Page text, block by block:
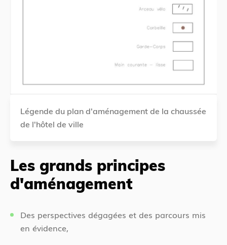
Légende du plan d'aménagement de la chaussée
de l'hôtel de ville
Les grands principes
d'aménagement
Des perspectives dégagées et des parcours mis
en évidence,